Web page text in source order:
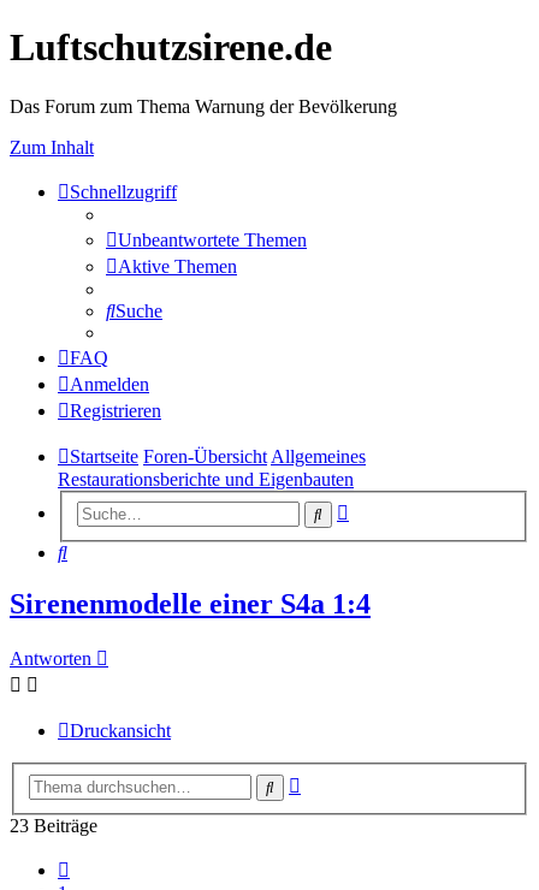
Luftschutzsirene.de
Das Forum zum Thema Warnung der Bevölkerung
Zum Inhalt
Schnellzugriff
Unbeantwortete Themen
Aktive Themen
Suche
FAQ
Anmelden
Registrieren
Startseite Foren-Übersicht Allgemeines
Restaurationsberichte und Eigenbauten
Suche
Suche
Sirenenmodelle einer S4a 1:4
Antworten
Druckansicht
Suche
23 Beiträge